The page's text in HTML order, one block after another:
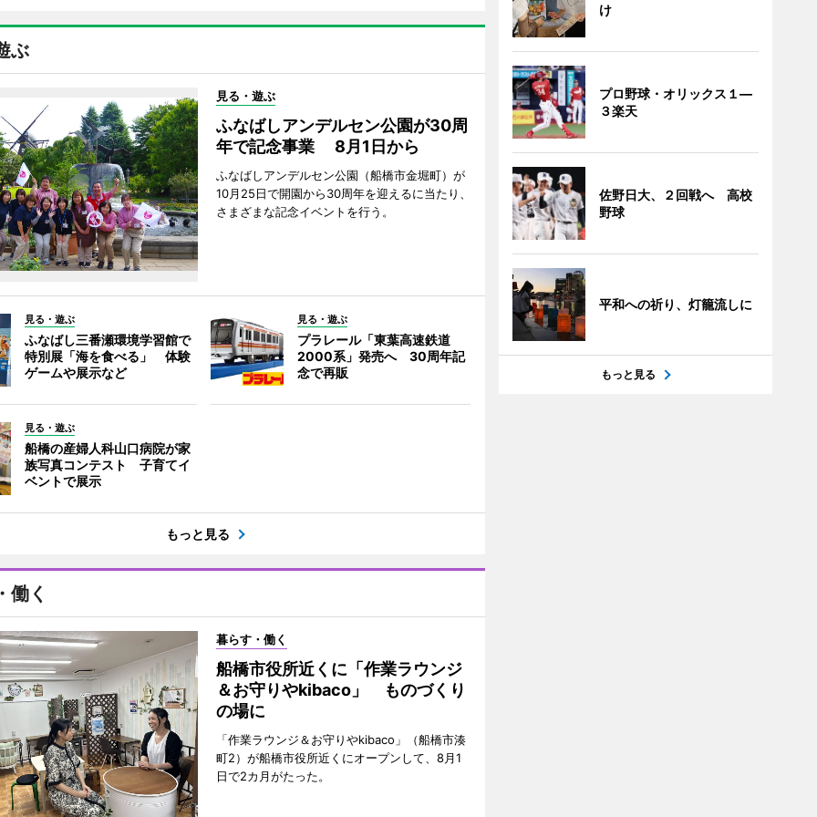
ぶ
見る・遊ぶ
ふなばしアンデルセン公園が30周
年で記念事業 8月1日から
ふなばしアンデルセン公園（船橋市金堀町）が
10月25日で開園から30周年を迎えるに当たり、
さまざまな記念イベントを行う。
見る・遊ぶ
ふなばし三番瀬環境学習館で
特別展「海を食べる」 体験
ゲームや展示など
見る・遊ぶ
プラレール「東葉高速鉄道
2000系」発売へ 30周年記
念で再販
見る・遊ぶ
船橋の産婦人科山口病院が家
族写真コンテスト 子育てイ
ベントで展示
もっと見る
働く
暮らす・働く
船橋市役所近くに「作業ラウンジ
＆お守りやkibaco」 ものづくり
の場に
「作業ラウンジ＆お守りやkibaco」（船橋市湊
町2）が船橋市役所近くにオープンして、8月1
日で2カ月がたった。
け
プロ野球・オリックス１―
３楽天
佐野日大、２回戦へ 高校
野球
平和への祈り、灯籠流しに
もっと見る